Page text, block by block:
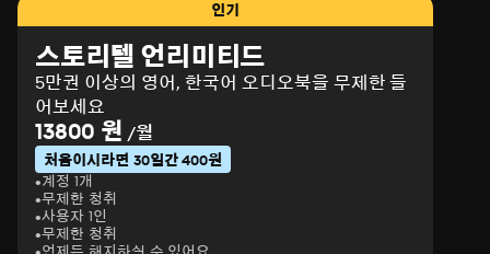
인기
스토리텔 언리미티드
5만권 이상의 영어, 한국어 오디오북을 무제한 들
어보세요
13800 원 /월
처음이시라면 30일간 400원
계정 1개
무제한 청취
사용자 1인
무제한 청취